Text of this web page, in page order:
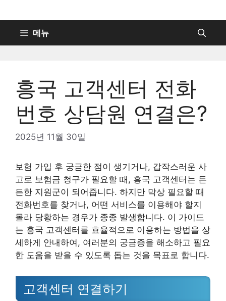
텐
로
메뉴
흥국 고객센터 전화
번호 상담원 연결은?
2025년 11월 30일
보험 가입 후 궁금한 점이 생기거나, 갑작스러운 사
고로 보험금 청구가 필요할 때, 흥국 고객센터는 든
든한 지원군이 되어줍니다. 하지만 막상 필요할 때
전화번호를 찾거나, 어떤 서비스를 이용해야 할지
몰라 당황하는 경우가 종종 발생합니다. 이 가이드
는 흥국 고객센터를 효율적으로 이용하는 방법을 상
세하게 안내하여, 여러분의 궁금증을 해소하고 필요
한 도움을 받을 수 있도록 돕는 것을 목표로 합니다.
고객센터 연결하기